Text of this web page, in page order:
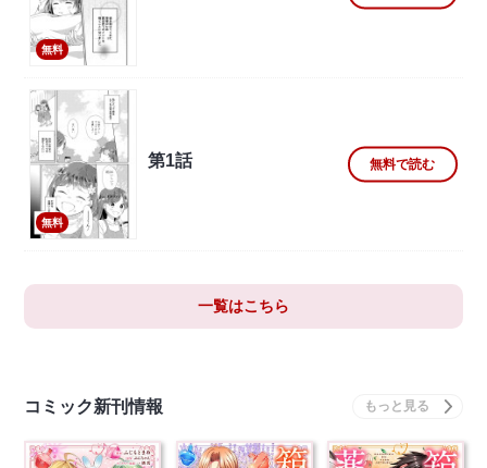
無料
無料
第1話 無料で読む
一覧はこちら
コミック新刊情報